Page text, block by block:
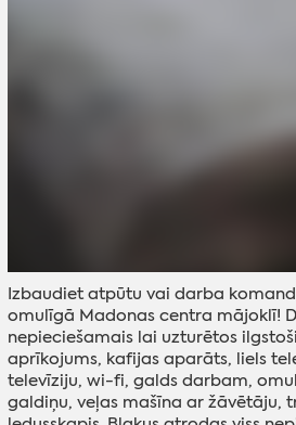
Izbaudiet atpūtu vai darba
omulīgā Madonas centra mājoklī!
nepieciešamais lai uzturētos
aprīkojums, kafijas aparāts, liels
televīziju, wi-fi, galds darbam,
galdiņu, veļas mašīna ar žāvētāju,